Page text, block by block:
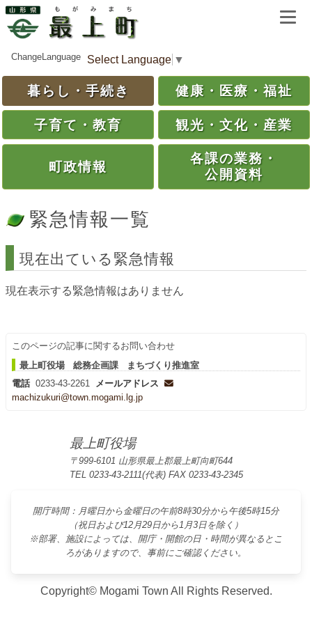
ChangeLanguage Select Language ▼
暮らし・ 手続き 健康・ 医療・福祉
子育て・ 教育 観光・ 文化・ 産業
町政情報
各課の業務・
公開資料
緊急情報一覧
現在出ている緊急情報
現在表示する緊急情報はありません
このページの記事に関するお問い合わせ
最上町役場 総務企画課 まちづくり推進室
電話 0233-43-2261
メールアドレス
machizukuri@town.mogami.lg.jp
最上町役場
〒999-6101 山形県最上郡最上町向町644
TEL 0233-43-2111(代表) FAX 0233-43-2345
開庁時間：月曜日から金曜日の午前8時30分から午後5時15分
（祝日および12月29日から1月3日を除く）
※部署、施設によっては、開庁・開館の日・時間が異なるとこ
ろがありますので、事前にご確認ください。
Copyright© Mogami Town All Rights Reserved.